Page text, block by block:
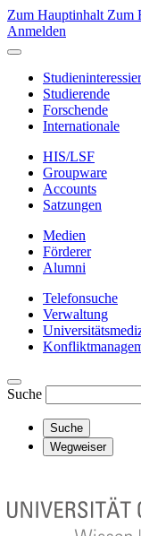
Zum Hauptinhalt Zum
Anmelden
Studierende
Forschende
Internationale
HIS/LSF
Groupware
Accounts
Satzungen
Medien
Förderer
Alumni
Telefonsuche
Verwaltung
Suche
Suche
Wegweiser